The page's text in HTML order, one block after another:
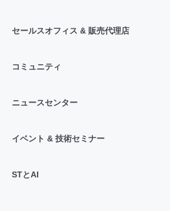
セールスオフィス & 販売代理店
コミュニティ
ニュースセンター
イベント & 技術セミナー
STとAI